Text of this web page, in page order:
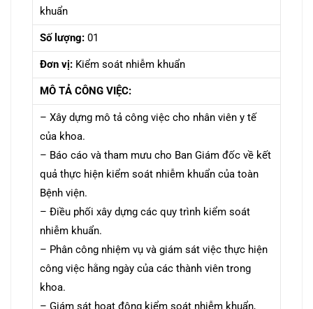
khuẩn
Số lượng: 01
Đơn vị: Kiểm soát nhiễm khuẩn
MÔ TẢ CÔNG VIỆC:
– Xây dựng mô tả công việc cho nhân viên y tế
của khoa.
– Báo cáo và tham mưu cho Ban Giám đốc về kết
quả thực hiện kiểm soát nhiễm khuẩn của toàn
Bệnh viện.
– Điều phối xây dựng các quy trình kiểm soát
nhiễm khuẩn.
– Phân công nhiệm vụ và giám sát việc thực hiện
công việc hằng ngày của các thành viên trong
khoa.
– Giám sát hoạt động kiểm soát nhiễm khuẩn,